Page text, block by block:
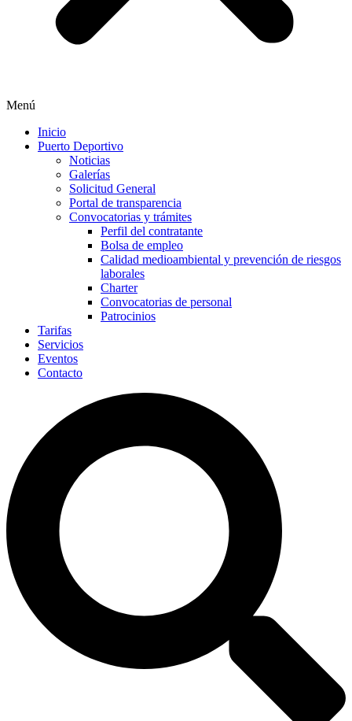
Menú
Inicio
Puerto Deportivo
Noticias
Galerías
Solicitud General
Portal de transparencia
Convocatorias y trámites
Perfil del contratante
Bolsa de empleo
Calidad medioambiental y prevención de riesgos
laborales
Charter
Convocatorias de personal
Patrocinios
Tarifas
Servicios
Eventos
Contacto